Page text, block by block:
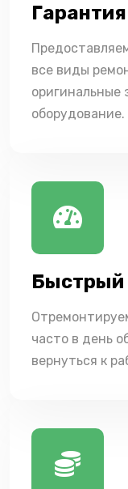
все виды
оригинальные
оборудование.
Быстрый
часто в день
вернуться к